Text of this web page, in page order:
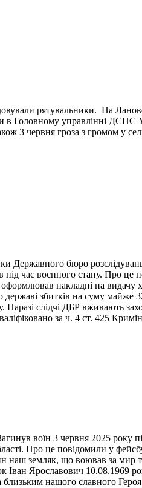
рятувальники. На
управлінні ДСНС
3 червня гроза з громом у
Державного бюро
час воєнного стану. Про це
накладні на видачу
збитків на суму майже
слідчі ДБР вживають
за ч. 4 ст. 425
воїн 3 червня 2025 року
Про це повідомили у
земляк, що воював за мир
Іван Ярославович 10.08.1969
нашого славного